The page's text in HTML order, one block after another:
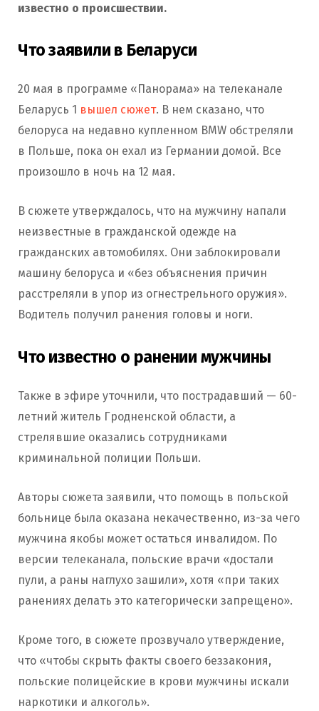
известно о происшествии.
Что заявили в Беларуси
20 мая в программе «Панорама» на телеканале
Беларусь 1 вышел сюжет. В нем сказано, что
белоруса на недавно купленном BMW обстреляли
в Польше, пока он ехал из Германии домой. Все
произошло в ночь на 12 мая.
В сюжете утверждалось, что на мужчину напали
неизвестные в гражданской одежде на
гражданских автомобилях. Они заблокировали
машину белоруса и «без объяснения причин
расстреляли в упор из огнестрельного оружия».
Водитель получил ранения головы и ноги.
Что известно о ранении мужчины
Также в эфире уточнили, что пострадавший — 60-
летний житель Гродненской области, а
стрелявшие оказались сотрудниками
криминальной полиции Польши.
Авторы сюжета заявили, что помощь в польской
больнице была оказана некачественно, из-за чего
мужчина якобы может остаться инвалидом. По
версии телеканала, польские врачи «достали
пули, а раны наглухо зашили», хотя «при таких
ранениях делать это категорически запрещено».
Кроме того, в сюжете прозвучало утверждение,
что «чтобы скрыть факты своего беззакония,
польские полицейские в крови мужчины искали
наркотики и алкоголь».